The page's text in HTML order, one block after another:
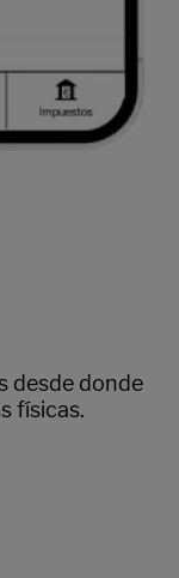
desde donde
físicas.